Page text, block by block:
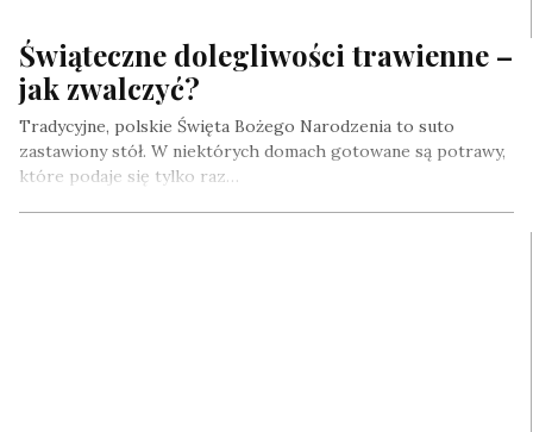
Świąteczne dolegliwości trawienne –
jak zwalczyć?
Tradycyjne, polskie Święta Bożego Narodzenia to suto
zastawiony stół. W niektórych domach gotowane są potrawy,
które podaje się tylko raz…